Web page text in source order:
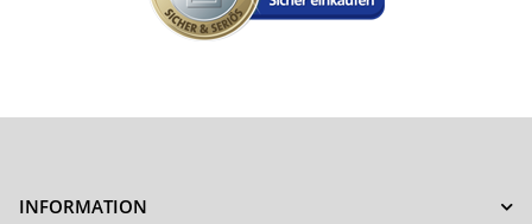
INFORMATION